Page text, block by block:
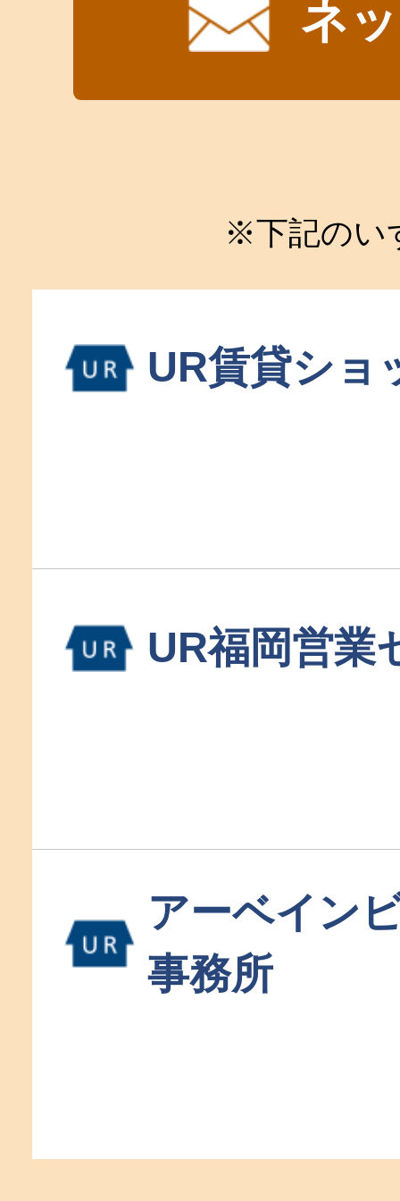
ネ
※下記のい
UR賃貸ショ
UR福岡営業
アーベイン
事務所